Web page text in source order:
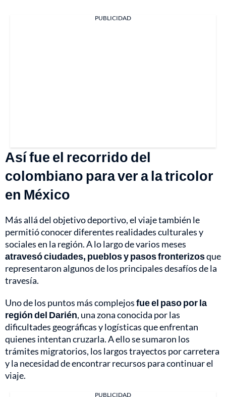
PUBLICIDAD
Así fue el recorrido del
colombiano para ver a la tricolor
en México
Más allá del objetivo deportivo, el viaje también le
permitió conocer diferentes realidades culturales y
sociales en la región. A lo largo de varios meses
atravesó ciudades, pueblos y pasos fronterizosque
representaron algunos de los principales desafíos de la
travesía.
Uno de los puntos más complejosfue el paso por la
región del Darién, una zona conocida por las
dificultades geográficas y logísticas que enfrentan
quienes intentan cruzarla. A ello se sumaron los
trámites migratorios, los largos trayectos por carretera
y la necesidad de encontrar recursos para continuar el
viaje.
PUBLICIDAD